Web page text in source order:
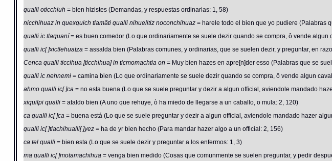
qualli oticchiuh = bien hizistes (Demandas, y respuestas ordinarias: 1, 58)
nicchihuaz in quexquich tlamãti qualli nihuelitiz noconchihuaz = harele todo el bien que yo pudiere (Palabras
qualli ic tlaquaní= es buen comedor (Lo que ordinariamente se suele dezir quando se compra, ô vende algun
qualli ic[ ]xictlehuatza = assalda bien (Palabras comunes, y ordinarias, que se suelen dezir, y preguntar, en
Cenca qualli ticcihua [ticchihua] in ticmomachtia on = Muy bien hazes en apre[n]der esso (Palabras que se
qualli ic nehnemi = camina bien (Lo que ordinariamente se suele dezir quando se compra, ô vende algun
ahmo qualli ic[ ]ca = no esta buena (Lo que se suele preguntar y dezir a algun official, aviendole mandado
xiquilpi qualli = ataldo bien (A uno que rehuye, ò ha miedo de llegarse a un caballo, o mula: 2, 120)
ca qualli ic[ ]ca = buena está (Lo que se suele preguntar y dezir a algun official, aviendole mandado hazer
qualli ic[ ]tlachihualli[ ]yez = ha de yr bien hecho (Para mandar hazer algo a un official: 2, 156)
ca tel qualli = bien esta (Lo que se suele dezir y preguntar a los enfermos: 1, 3)
ma qualli ic[ ]motamachihua = venga bien medido (Cosas que comunmente se suelen preguntar, y pedir